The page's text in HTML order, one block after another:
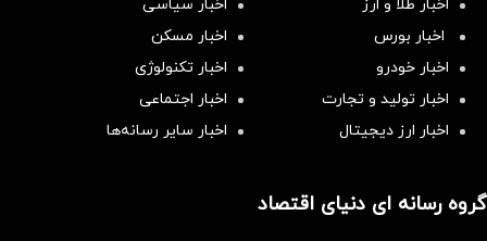
اخبار طلا و ارز
اخبار سیاسی
اخبار بورس
اخبار مسکن
اخبار خودرو
اخبار تکنولوژی
اخبار تولید و تجارت
اخبار اجتماعی
اخبار ارز دیجیتال
اخبار سایر رسانه‌‌ها
گروه رسانه ای دنیای اقتصاد